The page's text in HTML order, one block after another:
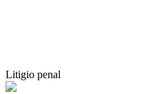
Litigio penal